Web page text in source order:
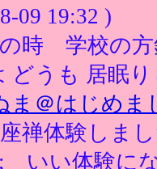
09 19:32 )
時 学校の
どうも 居眠
ま＠はじめ
禅体験しま
; いい体験に